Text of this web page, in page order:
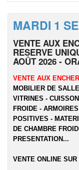
MARDI 1
VENTE AUX
RESERVE
AOÛT 2026 -
VENTE AUX
MOBILIER DE
VITRINES -
FROIDE -
POSITIVES -
DE CHAMBRE
PRESENTATION...
VENTE ONLINE SUR